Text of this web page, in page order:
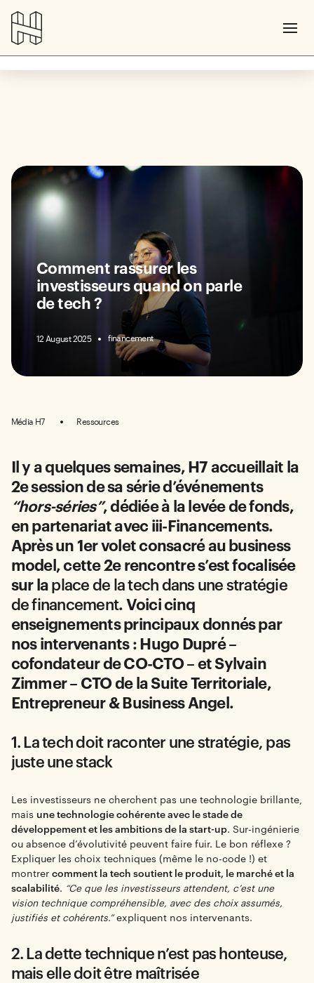
Comment rassurer les
investisseurs quand on parle
de tech ?
12 August 2025 financement
Média H7 Ressources
Il y a quelques semaines, H7 accueillait la
2e session de sa série d’événements
“hors-séries”, dédiée à la levée de fonds,
en partenariat avec iii-Financements.
Après un 1er volet consacré au business
model, cette 2e rencontre s’est focalisée
sur la place de la tech dans une stratégie
de financement. Voici cinq
enseignements principaux donnés par
nos intervenants : Hugo Dupré –
cofondateur de CO-CTO – et Sylvain
Zimmer – CTO de la Suite Territoriale,
Entrepreneur & Business Angel.
1. La tech doit raconter une stratégie, pas
juste une stack
Les investisseurs ne cherchent pas une technologie brillante,
mais une technologie cohérente avec le stade de
développement et les ambitions de la start-up. Sur-ingénierie
ou absence d’évolutivité peuvent faire fuir. Le bon réflexe ?
Expliquer les choix techniques (même le no-code !) et
montrer comment la tech soutient le produit, le marché et la
scalabilité. “Ce que les investisseurs attendent, c’est une
vision technique compréhensible, avec des choix assumés,
justifiés et cohérents.”expliquent nos intervenants.
2. La dette technique n’est pas honteuse,
mais elle doit être maîtrisée